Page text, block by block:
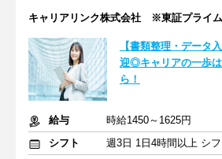
キャリアリンク株式会社 ※東証プライ
【書類整理・データ
迎◎キャリアの一歩
ら！
給与
時給1450～1625円
シフト
週3日 1日4時間以上 シ